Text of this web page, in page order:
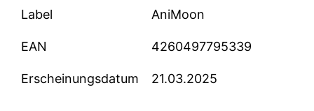
Label AniMoon
EAN 4260497795339
Erscheinungsdatum 21.03.2025